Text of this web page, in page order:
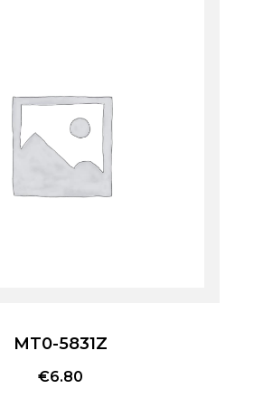
MT0-5831Z
€6.80